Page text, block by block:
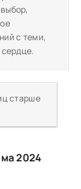
с теми,
сердце.
старше
2024